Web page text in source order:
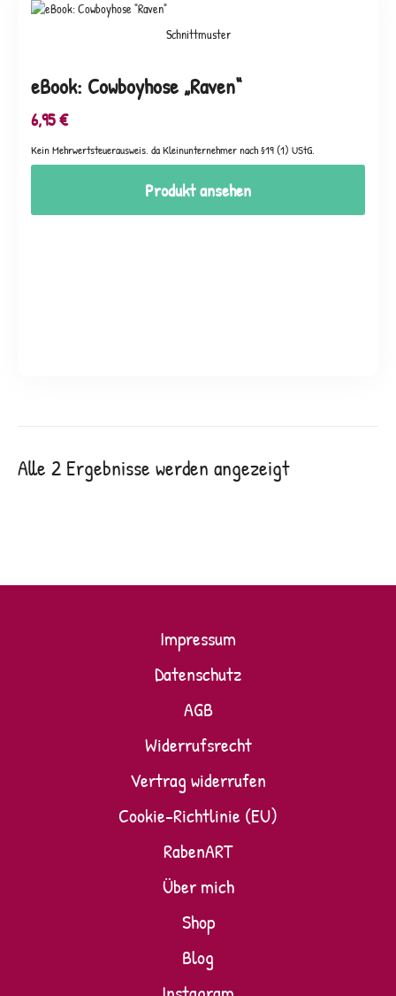
Schnittmuster
eBook: Cowboyhose „Raven“
6,95€
Kein Mehrwertsteuerausweis, da Kleinunternehmer nach §19 (1) UStG.
Produkt ansehen
Alle 2 Ergebnisse werden angezeigt
Impressum
Datenschutz
AGB
Widerrufsrecht
Vertrag widerrufen
Cookie-Richtlinie (EU)
RabenART
Über mich
Shop
Blog